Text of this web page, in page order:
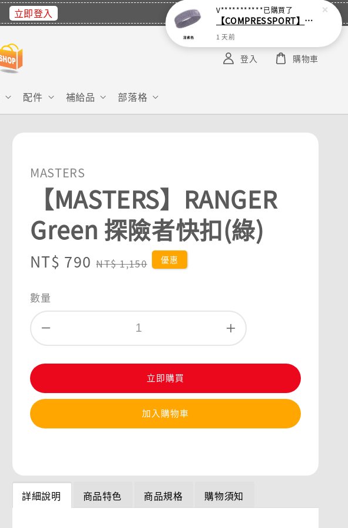
立即登入
配件 補給品 部落格
登入 購物車
MASTERS
【MASTERS】RANGER
Green 探險者快扣(綠)
Sale
NT$ 790 Regular
NT$ 1,150 優惠
數量
立即購買
加入購物車
詳細說明 商品特色 商品規格 購物須知
V***********已購買了
【COMPRESSPORT】窄版止汗呼吸頭帶2.0_【零碼】
1 天前